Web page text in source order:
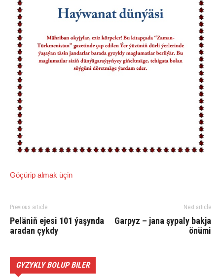
Göçürip almak üçin
Previous article
Peläniň ejesi 101 ýaşynda
aradan çykdy
Next article
Gar­pyz – ja­na şy­pa­ly bak­ja
önü­mi
GYZYKLY BOLUP BILER